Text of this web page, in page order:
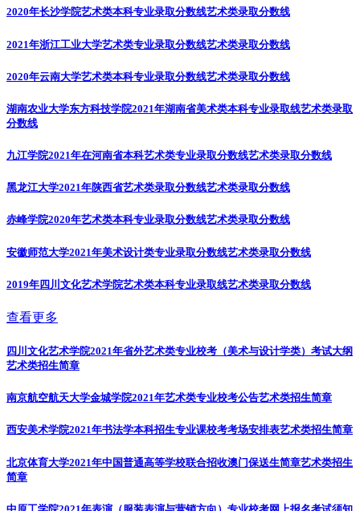
2020年长沙学院艺术类本科专业录取分数线艺术类录取分数线
2021年浙江工业大学艺术类专业录取分数线艺术类录取分数线
2020年云南大学艺术类本科专业录取分数线艺术类录取分数线
湖南农业大学东方科技学院2021年湖南省美术类本科专业录取线艺术类录取
分数线
九江学院2021年在河南省本科艺术类专业录取分数线艺术类录取分数线
黑龙江大学2021年陕西省艺术类录取分数线艺术类录取分数线
赤峰学院2020年艺术类本科专业录取分数线艺术类录取分数线
安徽师范大学2021年美术设计类专业录取分数线艺术类录取分数线
2019年四川文化艺术学院艺术类本科专业录取线艺术类录取分数线
查看更多
四川文化艺术学院2021年省外艺术类专业校考（美术与设计学类）考试大纲
艺术类招生简章
南京航空航天大学金城学院2021年艺术类专业校考公告艺术类招生简章
西安美术学院2021年书法学本科招生专业课校考考场安排表艺术类招生简章
北京体育大学2021年中国普通高等学校联合招收澳门保送生简章艺术类招生
简章